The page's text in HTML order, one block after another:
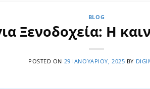
BLOG
Ξενοδοχεία: Η
POSTED ON 29 ΙΑΝΟΥΑΡΊΟΥ, 2025 BY